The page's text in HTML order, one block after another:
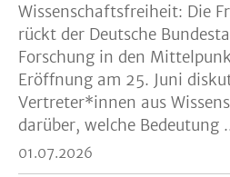
Wissenschaftsfreiheit: Die
rückt der Deutsche
Forschung in den
Eröffnung am 25. Juni
Vertreter*innen aus
darüber, welche Bedeutung
01.07.2026